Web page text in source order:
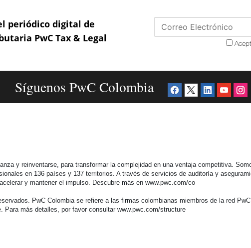
periódico digital de
PwC Tax & Legal
Síguenos PwC Colombia
y reinventarse, para transformar la complejidad en una ventaja competitiva.
en 136 países y 137 territorios. A través de servicios de auditoría y
y mantener el impulso. Descubre más en www.pwc.com/co
PwC Colombia se refiere a las firmas colombianas miembros de la red
Para más detalles, por favor consultar www.pwc.com/structure